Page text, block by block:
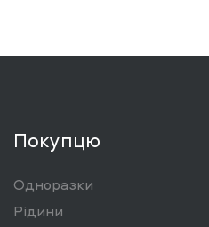
Покупцю
Одноразки
Рідини